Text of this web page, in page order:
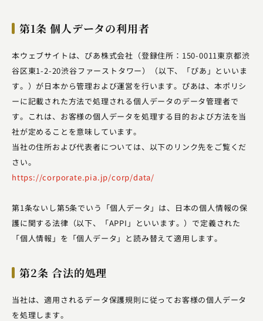
第1条 個人データの利用者
本ウェブサイトは、ぴあ株式会社（登録住所：150-0011東京都渋
谷区東1-2-20渋谷ファーストタワー）（以下、「ぴあ」といいま
す。）が日本から管理および運営を行います。ぴあは、本ポリシ
ーに記載された方法で処理される個人データのデータ管理者で
す。これは、お客様の個人データを処理する目的および方法を当
社が定めることを意味しています。
当社の住所および代表者については、以下のリンク先をご覧くだ
さい。
https://corporate.pia.jp/corp/data/
第1条ないし第5条でいう「個人データ」は、日本の個人情報の保
護に関する法律（以下、「APPI」といいます。）で定義された
「個人情報」を「個人データ」と読み替えて適用します。
第2条 合法的処理
当社は、適用されるデータ保護規則に従ってお客様の個人データ
を処理します。